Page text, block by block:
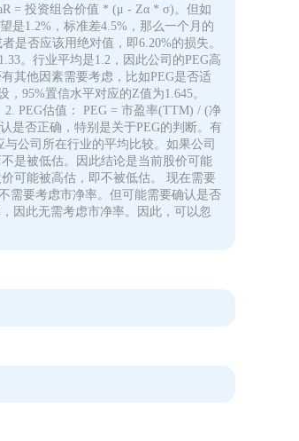
= 投资组合价值 * (μ - Zα * σ)。但如
是1.2%，标准差4.5%，那么一个月的
是否应该用绝对值，即6.20%的损失。
。行业平均是1.2，因此公司的PEG高
其他因素需要考虑，比如PEG是否适
95%置信水平对应的Z值为1.645。
2. PEG估值： PEG = 市盈率(TTM) / (净
是否正确，特别是关于PEG的判断。有
公司所在行业的平均比较。如果公司
是被低估。因此结论是当前股价可能
可能被高估，即不被低估。 现在需要
需要考虑市净率。但可能需要确认是否
因此无需考虑市净率。因此，可以忽